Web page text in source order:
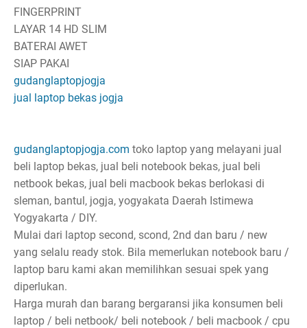
FINGERPRINT
LAYAR 14 HD SLIM
BATERAI AWET
SIAP PAKAI
gudanglaptopjogja
jual laptop bekas jogja
gudanglaptopjogja.com toko laptop yang melayani jual
beli laptop bekas, jual beli notebook bekas, jual beli
netbook bekas, jual beli macbook bekas berlokasi di
sleman, bantul, jogja, yogyakata Daerah Istimewa
Yogyakarta / DIY.
Mulai dari laptop second, scond, 2nd dan baru / new
yang selalu ready stok. Bila memerlukan notebook baru /
laptop baru kami akan memilihkan sesuai spek yang
diperlukan.
Harga murah dan barang bergaransi jika konsumen beli
laptop / beli netbook/ beli notebook / beli macbook / cpu